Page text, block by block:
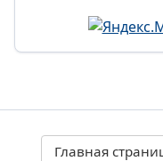
Главная